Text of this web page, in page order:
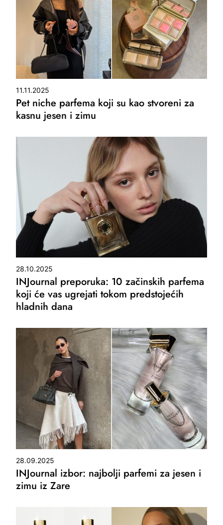
11.11.2025
Pet niche parfema koji su kao stvoreni za
kasnu jesen i zimu
28.10.2025
INJournal preporuka: 10 začinskih parfema
koji će vas ugrejati tokom predstojećih
hladnih dana
28.09.2025
INJournal izbor: najbolji parfemi za jesen i
zimu iz Zare